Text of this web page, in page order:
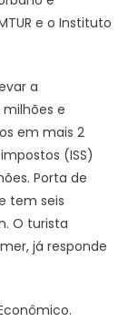
e o Instituto
a
e
em mais 2
(ISS)
Porta de
tem seis
O turista
já responde